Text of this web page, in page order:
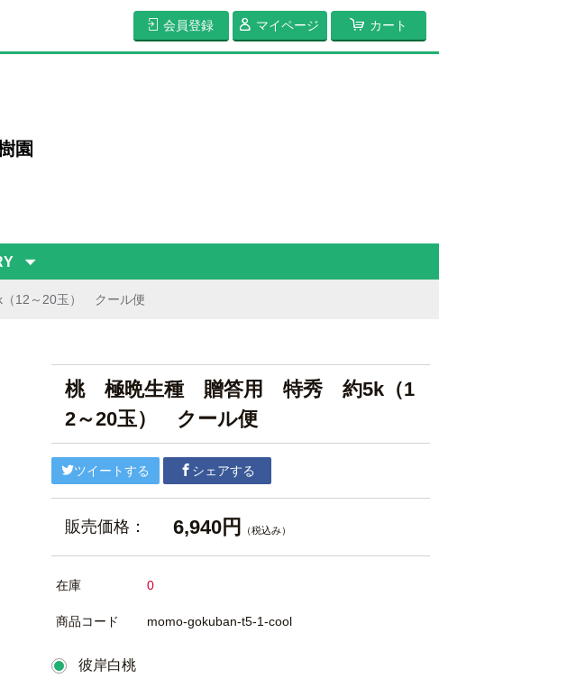
園
会員登録 マイページ カート
12～20玉） クール便
桃 極晩生種 贈答用 特秀 約5k（1
2～20玉） クール便
ツイートする シェアする
販売価格： 6,940円 （税込み）
在庫 0
商品コード momo-gokuban-t5-1-cool
彼岸白桃